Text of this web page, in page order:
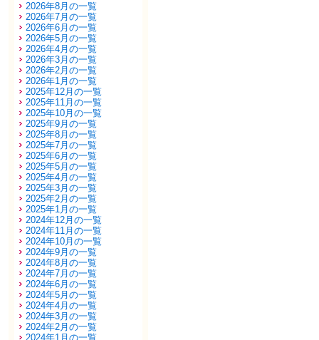
2026年8月の一覧
2026年7月の一覧
2026年6月の一覧
2026年5月の一覧
2026年4月の一覧
2026年3月の一覧
2026年2月の一覧
2026年1月の一覧
2025年12月の一覧
2025年11月の一覧
2025年10月の一覧
2025年9月の一覧
2025年8月の一覧
2025年7月の一覧
2025年6月の一覧
2025年5月の一覧
2025年4月の一覧
2025年3月の一覧
2025年2月の一覧
2025年1月の一覧
2024年12月の一覧
2024年11月の一覧
2024年10月の一覧
2024年9月の一覧
2024年8月の一覧
2024年7月の一覧
2024年6月の一覧
2024年5月の一覧
2024年4月の一覧
2024年3月の一覧
2024年2月の一覧
2024年1月の一覧